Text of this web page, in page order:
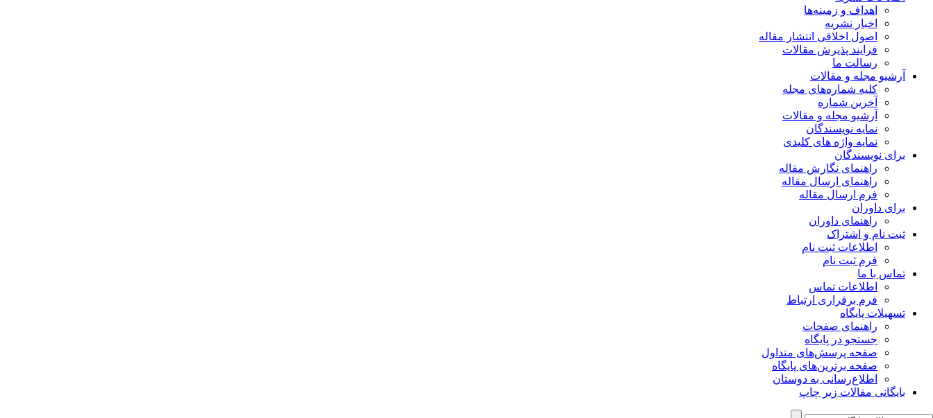
اهداف و زمینه‌ها
اخبار نشریه
اصول اخلاقی انتشار مقاله
فرایند پذیرش مقالات
رسالت ما
آرشیو مجله و مقالات
کلیه شماره‌های مجله
آخرین شماره
آرشیو مجله و مقالات
نمایه نویسندگان
نمایه واژه های کلیدی
برای نویسندگان
راهنمای نگارش مقاله
راهنمای ارسال مقاله
فرم ارسال مقاله
برای داوران
راهنمای داوران
ثبت نام و اشتراک
اطلاعات ثبت نام
فرم ثبت نام
تماس با ما
اطلاعات تماس
فرم برقراری ارتباط
تسهیلات پایگاه
راهنمای صفحات
جستجو در پایگاه
صفحه پرسش‌های متداول
صفحه برترین‌های پایگاه
اطلاع‌رسانی به دوستان
بایگانی مقالات زیر چاپ